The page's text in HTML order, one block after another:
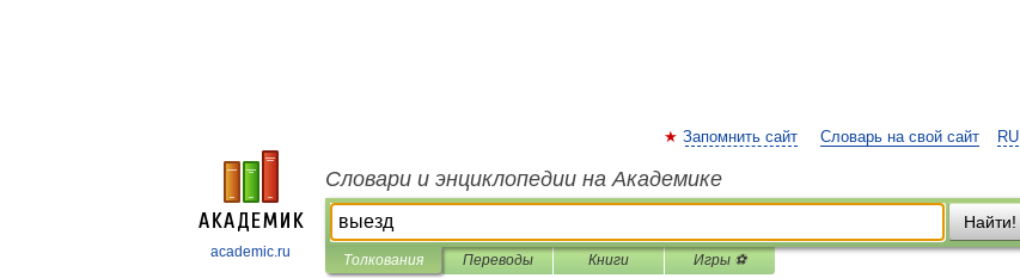
academic.ru
RU
Запомнить сайт Словарь на свой сайт
Словари и энциклопедии на Академике
Найти!
Толкования Переводы Книги Игры ⚽